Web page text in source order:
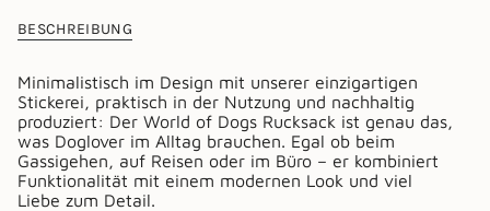
BESCHREIBUNG
Minimalistisch im Design mit unserer einzigartigen
Stickerei, praktisch in der Nutzung und nachhaltig
produziert: Der World of Dogs Rucksack ist genau das,
was Doglover im Alltag brauchen. Egal ob beim
Gassigehen, auf Reisen oder im Büro – er kombiniert
Funktionalität mit einem modernen Look und viel
Liebe zum Detail.